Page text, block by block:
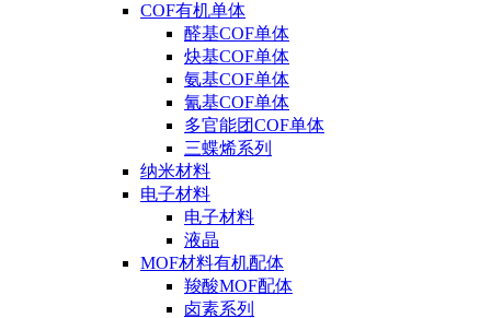
COF有机单体
醛基COF单体
炔基COF单体
氨基COF单体
氰基COF单体
多官能团COF单体
三蝶烯系列
纳米材料
电子材料
电子材料
液晶
MOF材料有机配体
羧酸MOF配体
卤素系列